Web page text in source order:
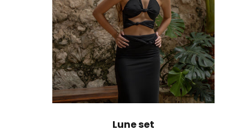
Lune set